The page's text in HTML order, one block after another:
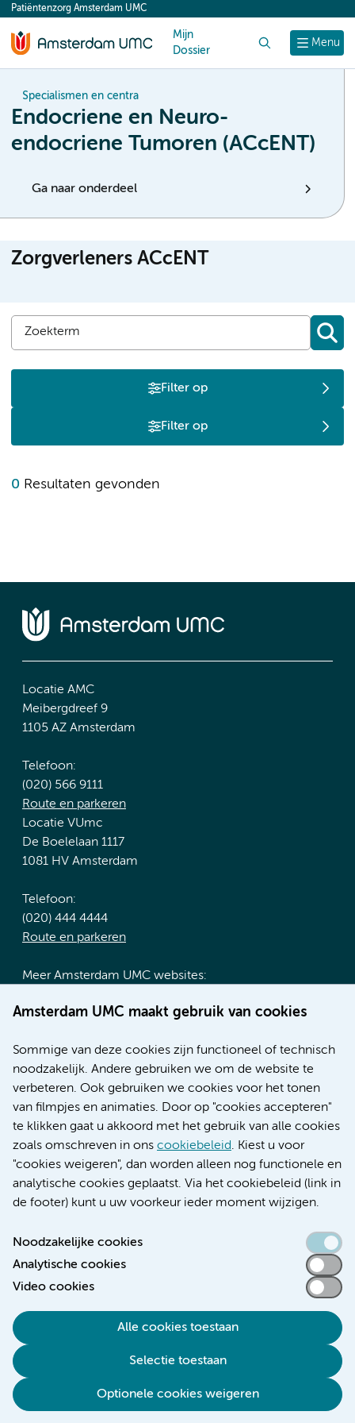
content
Amsterdam UMC maakt gebruik van cookies
Sommige van deze cookies zijn functioneel of technisch
noodzakelijk. Andere gebruiken we om de website te
verbeteren. Ook gebruiken we cookies voor het tonen
van filmpjes en animaties. Door op "cookies accepteren"
te klikken gaat u akkoord met het gebruik van alle cookies
zoals omschreven in ons cookiebeleid. Kiest u voor
"cookies weigeren", dan worden alleen nog functionele en
analytische cookies geplaatst. Via het cookiebeleid (link in
de footer) kunt u uw voorkeur ieder moment wijzigen.
Noodzakelijke cookies
Analytische cookies
Video cookies
Alle cookies toestaan
Selectie toestaan
Optionele cookies weigeren
Menu
Patiëntenzorg Amsterdam UMC
Mijn
Dossier
Specialismen en centra
Endocriene en Neuro-
endocriene Tumoren (ACcENT)
Ga naar onderdeel
Zorgverleners ACcENT
Filter op
Filter op
0 Resultaten gevonden
Locatie AMC
Meibergdreef 9
1105 AZ Amsterdam
Telefoon:
(020) 566 9111
Route en parkeren
Locatie VUmc
De Boelelaan 1117
1081 HV Amsterdam
Telefoon:
(020) 444 4444
Route en parkeren
Meer Amsterdam UMC websites:
Werken bij Amsterdam UMC
Nieuws
Research
Educatie locatie AMC
Educatie locatie VUmc
Verwijzen & diagnostiek
Toegankelijkheidsverklaring
Responsible disclosure